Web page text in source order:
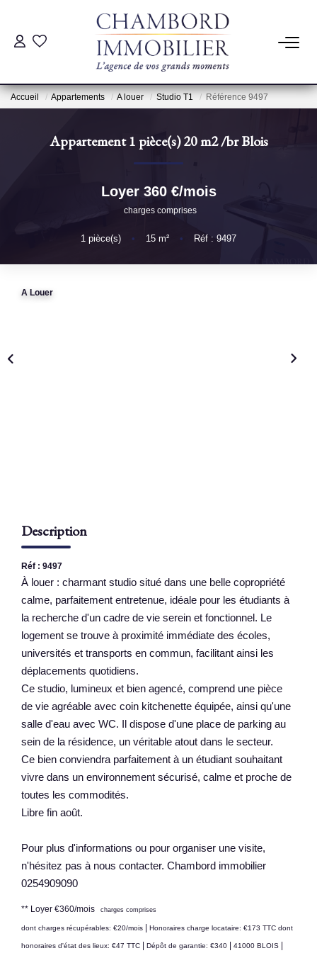
ACHAT
Pré-Estimation
Estimation Par Un Professionnel
GESTION
Accueil Appartements A louer Studio T1 Référence 9497
Appartement 1 pièce(s) 20 m2/brBlois
Loyer 360 €/mois
charges comprises
1 pièce(s) • 15 m² • Réf : 9497
A Louer
Description
Réf : 9497
À louer : charmant studio situé dans une belle copropriété
calme, parfaitement entretenue, idéale pour les étudiants à
la recherche d'un cadre de vie serein et fonctionnel. Le
logement se trouve à proximité immédiate des écoles,
universités et transports en commun, facilitant ainsi les
déplacements quotidiens.
Ce studio, lumineux et bien agencé, comprend une pièce
de vie agréable avec coin kitchenette équipée, ainsi qu'une
salle d'eau avec WC. Il dispose d'une place de parking au
sein de la résidence, un véritable atout dans le secteur.
Ce bien conviendra parfaitement à un étudiant souhaitant
vivre dans un environnement sécurisé, calme et proche de
toutes les commodités.
Libre fin août.
Pour plus d'informations ou pour organiser une visite,
n'hésitez pas à nous contacter. Chambord immobilier
0254909090
** Loyer €360/mois charges comprises
dont charges récupérables: €20/mois | Honoraires charge locataire: €173 TTC dont
honoraires d'état des lieux: €47 TTC | Dépôt de garantie: €340 | 41000 BLOIS |